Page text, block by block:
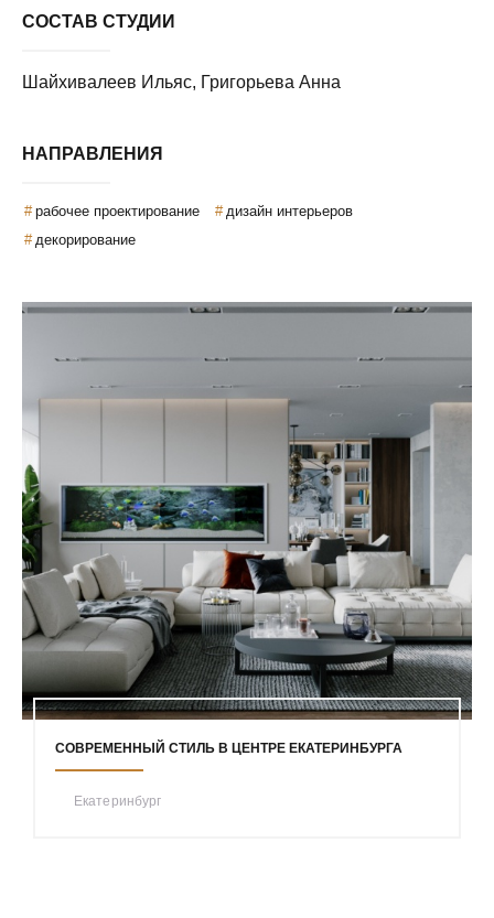
СОСТАВ СТУДИИ
Шайхивалеев Ильяс, Григорьева Анна
НАПРАВЛЕНИЯ
рабочее проектирование
дизайн интерьеров
декорирование
СОВРЕМЕННЫЙ СТИЛЬ В ЦЕНТРЕ ЕКАТЕРИНБУРГА
Екатеринбург